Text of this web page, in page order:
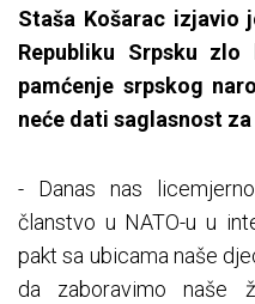
Staša Košarac izjavio
Republiku Srpsku
pamćenje srpskog
neće dati saglasnost
- Danas nas
članstvo u NATO-u u
pakt sa ubicama naše
da zaboravimo naše